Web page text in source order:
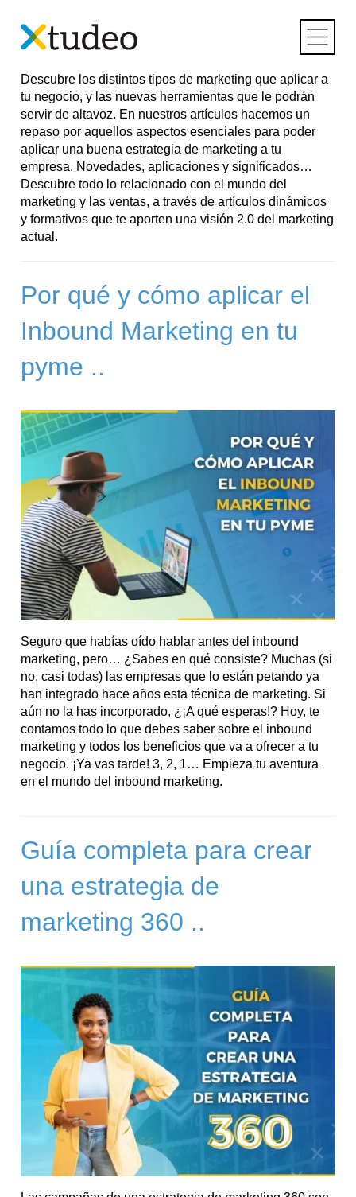
contentCategoría: Marketing
Descubre los distintos tipos de marketing que aplicar a
tu negocio, y las nuevas herramientas que le podrán
servir de altavoz. En nuestros artículos hacemos un
repaso por aquellos aspectos esenciales para poder
aplicar una buena estrategia de marketing a tu
empresa. Novedades, aplicaciones y significados…
Descubre todo lo relacionado con el mundo del
marketing y las ventas, a través de artículos dinámicos
y formativos que te aporten una visión 2.0 del marketing
actual.
Por qué y cómo aplicar el
Inbound Marketing en tu
pyme ..
Seguro que habías oído hablar antes del inbound
marketing, pero… ¿Sabes en qué consiste? Muchas (si
no, casi todas) las empresas que lo están petando ya
han integrado hace años esta técnica de marketing. Si
aún no la has incorporado, ¿¡A qué esperas!? Hoy, te
contamos todo lo que debes saber sobre el inbound
marketing y todos los beneficios que va a ofrecer a tu
negocio. ¡Ya vas tarde! 3, 2, 1… Empieza tu aventura
en el mundo del inbound marketing.
Guía completa para crear
una estrategia de
marketing 360 ..